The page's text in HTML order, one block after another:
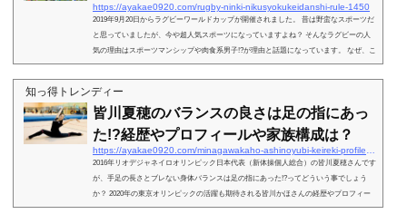
https://ayakae0920.com/rugby-ninki-nikusyokukeidanshi-rule-1450
2019年9月20日からラグビーワールドカップが開催されました。 昔は野蛮なスポーツだ
と思っていましたが、今や超人気スポーツになっていますよね？ そんなラグビーの人
気の理由はスポーツマンシップや肉食系男子!?が理由と話題になっています。 なぜ、こ
こまで人気スポーツになったかを徹底検証していきたいと思います。 ぜひご覧下さ
い！スポンサーリンク (adsbygoogle = window.adsbygoogle || ).push({});ラグビーの人気
の理由はスポーツマンシップで肉食系男子!?引用元：https://rugby-rp.com/2019/08/2...
知っ得トレンディー
皆川夏穂のバランスの良さは足の指にあっ
た!?経歴やプロフィールや家族構成は？
2016年リオデジャネイロオリンピック日本代表（新体操個人総合）の皆川夏穂さんです
が、手足の長さとブレない身体バランスは足の指にあった!?ってどういう事でしょう
か？ 2020年の東京オリンピックの活躍も期待される皆川かほさんの経歴やプロフィー
ルや家族について調べていきたいと思います。 メダルも期待される皆川夏穂さんのあ